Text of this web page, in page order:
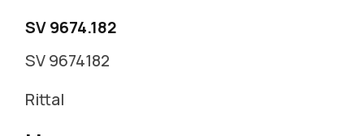
SV 9674.182
SV 9674182
Rittal